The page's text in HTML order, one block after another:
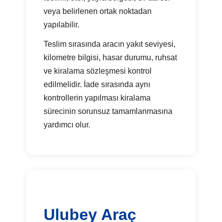
veya belirlenen ortak noktadan
yapılabilir.
Teslim sırasında aracın yakıt seviyesi,
kilometre bilgisi, hasar durumu, ruhsat
ve kiralama sözleşmesi kontrol
edilmelidir. İade sırasında aynı
kontrollerin yapılması kiralama
sürecinin sorunsuz tamamlanmasına
yardımcı olur.
Ulubey Araç